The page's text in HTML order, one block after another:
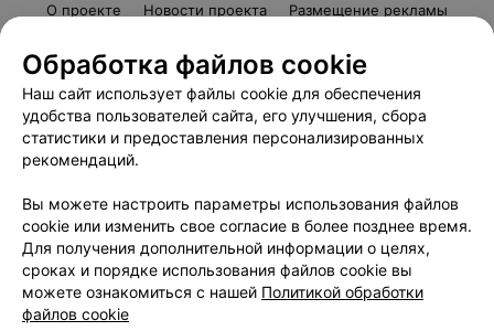
О проекте Новости проекта
Размещение рекламы
Пользовательское соглашение
Способы оплаты
Вакансии
Партнеры
Написать руководителю 103.by
Обработка персональных данных
Обработка файлов cookie
Наш сайт использует файлы cookie для обеспечения
удобства пользователей сайта, его улучшения, сбора
статистики и предоставления персонализированных
рекомендаций.
Вы можете настроить параметры использования файлов
cookie или изменить свое согласие в более позднее время.
Для получения дополнительной информации о целях,
сроках и порядке использования файлов cookie вы
можете ознакомиться с нашей Политикой обработки
файлов cookie